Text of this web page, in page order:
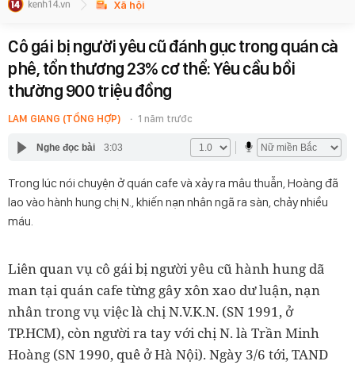
Xã hội
Cô gái bị người yêu cũ đánh gục trong quán cà
phê, tổn thương 23% cơ thể: Yêu cầu bồi
thường 900 triệu đồng
LAM GIANG (TỔNG HỢP) 1 năm trước
Nghe đọc bài 3:03
Trong lúc nói chuyện ở quán cafe và xảy ra mâu thuẫn, Hoàng đã
lao vào hành hung chị N., khiến nạn nhân ngã ra sàn, chảy nhiều
máu.
Liên quan vụ cô gái bị người yêu cũ hành hung dã
man tại quán cafe từng gây xôn xao dư luận, nạn
nhân trong vụ việc là chị N.V.K.N. (SN 1991, ở
TP.HCM), còn người ra tay với chị N. là Trần Minh
Hoàng (SN 1990, quê ở Hà Nội). Ngày 3/6 tới, TAND